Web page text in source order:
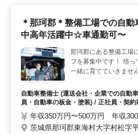
災保険も完備されています。 ＜働
マイカー通勤可能で無料駐車場完備、
す。週5日勤務で、休日は日曜や有給
設業界で中高年が活躍できる職場です
＊那珂郡＊整備工場での自動
中高年活躍中☆車通勤可〜
那珂郡にある整備工場
フを募集中です！ 培っ
一緒に育てていきませ
なります ◎国産車が主
容＊ ・定期点検整備、
・部品の交換・取り付
ト＊ ・マイカー通勤可
交通費支給 ＼まずはお
自動車整備士 (運送会社・企業での自動
員・自動車の板金・塗装) / 正社員・契約
年収350万円〜500万円 年収
茨城県那珂郡東海村大字村松字